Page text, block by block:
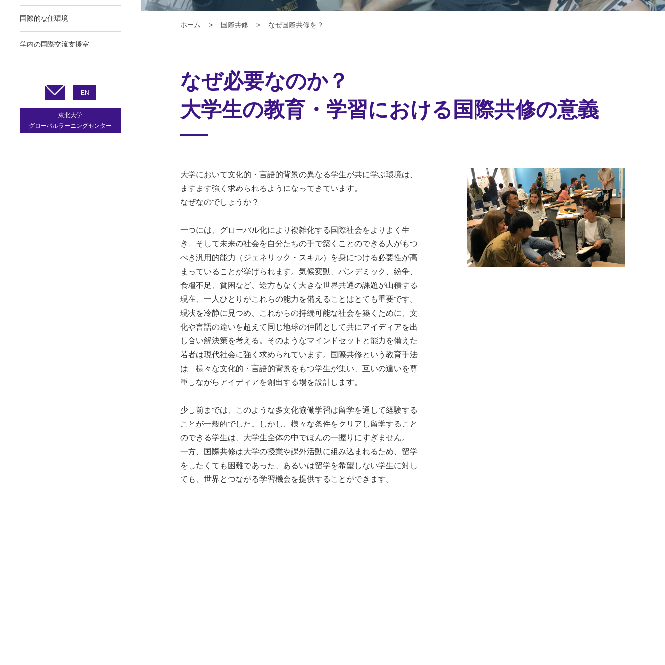
国際的な住環境
学内の国際交流支援室
EN
東北大学
グローバルラーニングセンター
ホーム 国際共修 なぜ国際共修を？
なぜ必要なのか？
大学生の教育・学習における国際共修の意義
大学において文化的・言語的背景の異なる学生が共に学ぶ環境は、
ますます強く求められるようになってきています。
なぜなのでしょうか？
一つには、グローバル化により複雑化する国際社会をよりよく生
き、そして未来の社会を自分たちの手で築くことのできる人がもつ
べき汎用的能力（ジェネリック・スキル）を身につける必要性が高
まっていることが挙げられます。気候変動、パンデミック、紛争、
食糧不足、貧困など、途方もなく大きな世界共通の課題が山積する
現在、一人ひとりがこれらの能力を備えることはとても重要です。
現状を冷静に見つめ、これからの持続可能な社会を築くために、文
化や言語の違いを超えて同じ地球の仲間として共にアイディアを出
し合い解決策を考える。そのようなマインドセットと能力を備えた
若者は現代社会に強く求められています。国際共修という教育手法
は、様々な文化的・言語的背景をもつ学生が集い、互いの違いを尊
重しながらアイディアを創出する場を設計します。
少し前までは、このような多文化協働学習は留学を通して経験する
ことが一般的でした。しかし、様々な条件をクリアし留学すること
のできる学生は、大学生全体の中でほんの一握りにすぎません。
一方、国際共修は大学の授業や課外活動に組み込まれるため、留学
をしたくても困難であった、あるいは留学を希望しない学生に対し
ても、世界とつながる学習機会を提供することができます。